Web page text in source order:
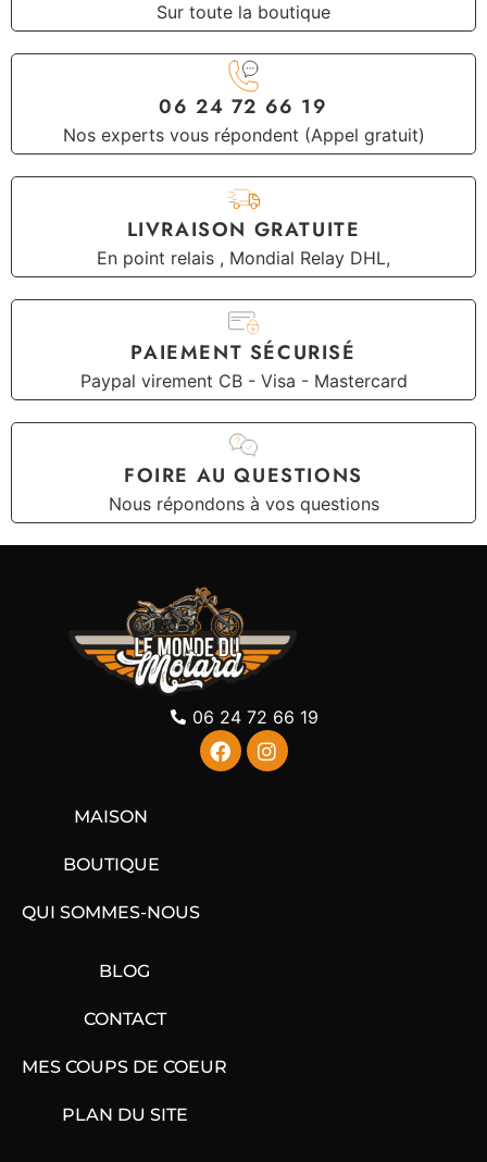
Sur toute la boutique
06 24 72 66 19
Nos experts vous répondent (Appel gratuit)
LIVRAISON GRATUITE
En point relais , Mondial Relay DHL,
PAIEMENT SÉCURISÉ
Paypal virement CB - Visa - Mastercard
FOIRE AU QUESTIONS
Nous répondons à vos questions
06 24 72 66 19
MAISON
BOUTIQUE
QUI SOMMES-NOUS
BLOG
CONTACT
MES COUPS DE COEUR
PLAN DU SITE